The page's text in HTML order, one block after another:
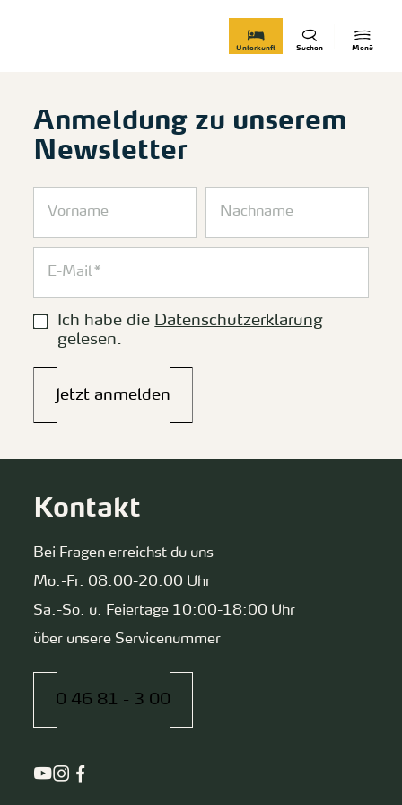
Menü
Suchen
Unterkunft
Anmeldung zu unserem
Newsletter
Ich habe die Datenschutzerklärung
gelesen.
Jetzt anmelden
Kontakt
Bei Fragen erreichst du uns
Mo.-Fr. 08:00-20:00 Uhr
Sa.-So. u. Feiertage 10:00-18:00 Uhr
über unsere Servicenummer
0 46 81 - 3 00